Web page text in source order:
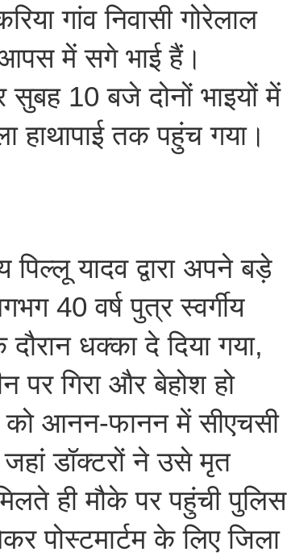
गांव निवासी गोरेलाल
आपस में सगे भाई हैं।
सुबह 10 बजे दोनों भाइयों में
हाथापाई तक पहुंच गया।
पिल्लू यादव द्वारा अपने बड़े
40 वर्ष पुत्र स्वर्गीय
धक्का दे दिया गया,
पर गिरा और बेहोश हो
को आनन-फानन में सीएचसी
जहां डॉक्टरों ने उसे मृत
ही मौके पर पहुंची पुलिस
पोस्टमार्टम के लिए जिला